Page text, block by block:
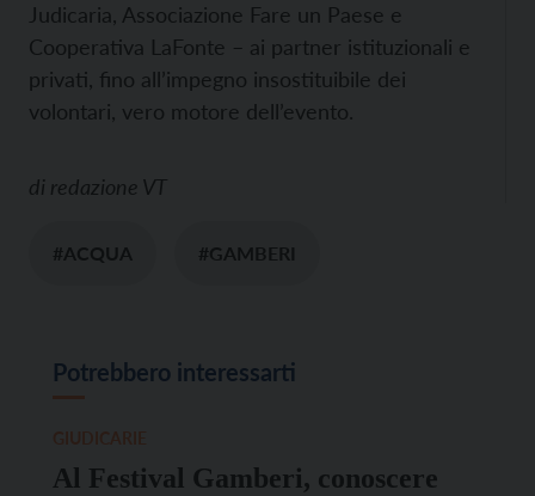
Judicaria, Associazione Fare un Paese e
Cooperativa LaFonte – ai partner istituzionali e
privati, fino all’impegno insostituibile dei
volontari, vero motore dell’evento.
di redazione VT
#ACQUA #GAMBERI
Potrebbero interessarti
Al Festival Gamberi, conoscere